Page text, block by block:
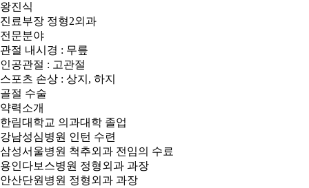
왕진식
진료부장 정형2외과
전문분야
관절 내시경 : 무릎
인공관절 : 고관절
스포츠 손상 : 상지, 하지
골절 수술
약력소개
한림대학교 의과대학 졸업
강남성심병원 인턴 수련
삼성서울병원 척추외과 전임의 수료
용인다보스병원 정형외과 과장
안산단원병원 정형외과 과장